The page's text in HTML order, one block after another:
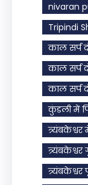
nivaran
Tripindi
काल सर्प
काल सर्प
काल सर्प
कुंडली में
त्र्यंबकेश्वर